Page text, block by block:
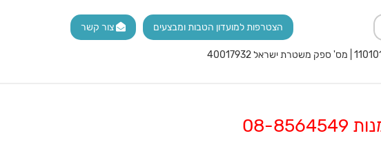
צור קשר הצטרפות למועדון הטבות ומבצעים